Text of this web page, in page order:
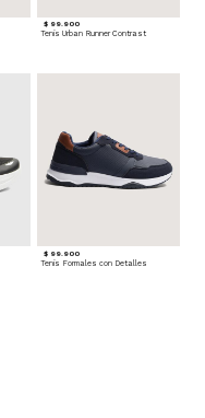
$ 99.900
Tenis Urban Runner Contrast
$ 99.900
Tenis Formales con Detalles